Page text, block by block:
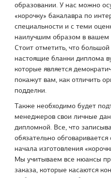
образовании. У нас можно
«корочку» бакалавра по
специальности и с теми
наилучшим образом в вашем
Стоит отметить, что
настоящие бланки диплома
которые является
покажут вам, как отличить
подделки.
Также необходимо будет
менеджеров свои личные
дипломной. Все, что
обязательно
начала изготовления
Мы учитываем все нюансы
заказа, которые касаются